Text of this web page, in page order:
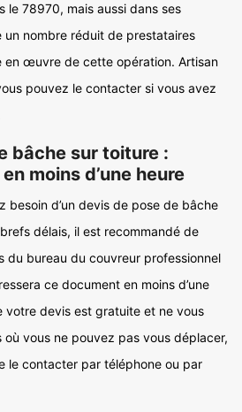
le 78970, mais aussi dans ses
un nombre réduit de prestataires
en œuvre de cette opération. Artisan
pouvez le contacter si vous avez
bâche sur toiture :
moins d’une heure
besoin d’un devis de pose de bâche
délais, il est recommandé de
du bureau du couvreur professionnel
ce document en moins d’une
votre devis est gratuite et ne vous
où vous ne pouvez pas vous déplacer,
le contacter par téléphone ou par